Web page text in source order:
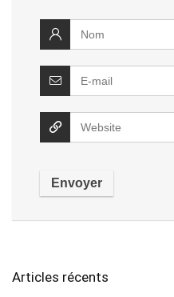
Articles récents